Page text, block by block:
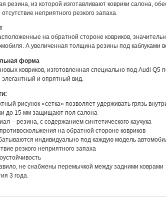
резина, из которой изготавливают коврики салона,
неприятного резкого запаха.
на обратной стороне ковриков,
А увеличенная толщина резины под каблуками
форма
ковриков, изготовленная специально под Audi Q5
и опрятный вид.
рисунок «сетка» позволяет удерживать грязь
до 15 мм защищают пол салона
– резина, с содержанием синтетического каучука
на обратной стороне ковриков
индивидуально под каждую модель
резкого неприятного запаха
не снабжены перемычкой между задними коврами
3 года.